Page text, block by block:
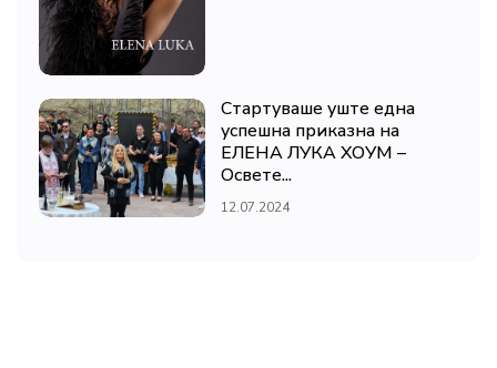
Стартуваше уште една
успешна приказна на
ЕЛЕНА ЛУКА ХОУМ –
Освете...
12.07.2024